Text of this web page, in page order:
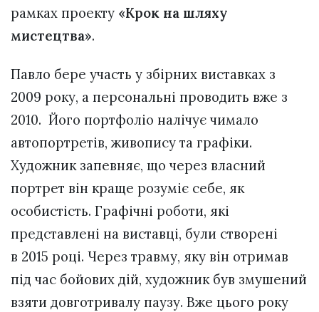
рамках проекту «Крок на шляху
мистецтва».
Павло бере участь у збірних виставках з
2009 року, а персональні проводить вже з
2010. Його портфоліо налічує чимало
автопортретів, живопису та графіки.
Художник запевняє, що через власний
портрет він краще розуміє себе, як
особистість. Графічні роботи, які
представлені на виставці, були створені
в 2015 році. Через травму, яку він отримав
під час бойових дій, художник був змушений
взяти довготривалу паузу. Вже цього року